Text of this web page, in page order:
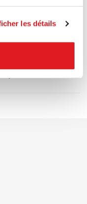
les détails
Stylus Brochure